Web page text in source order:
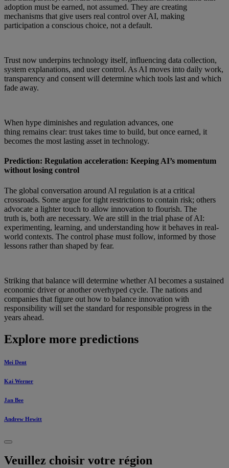
adoption must be earned, not assumed. They are creating
mechanisms that give users real control over AI, making
participation a conscious choice, not a default.
Trust now underpins technology itself, influencing data collection,
system explanations, and user control. As AI moves into daily work,
transparency and consent will determine which tools last and which
fade away.
When hype diminishes and regulation advances, one
thing remains clear: trust takes time to build, but once earned, it
becomes the most lasting asset in technology.
Prediction: Regulation acceleration: Keeping AI’s momentum
without losing control
The global conversation around AI regulation is at a critical
crossroads. Some argue for tight restrictions to contain risk; others
advocate a lighter touch to allow innovation to flourish. The
truth is, both are necessary. We are still in the trial phase of AI:
experimenting, learning, and understanding how it behaves in real-
world contexts. The control phase must follow, informed by those
lessons rather than shaped by fear.
Striking that balance will determine whether AI becomes a sustained
economic driver or another overhyped cycle. The nations and
companies that figure out how to balance innovation with
responsibility will set the standard for responsible progress in the
years ahead.
Explore more predictions
Mei Dent
Kai Werner
Jan Bee
Andrew Hewitt
Veuillez choisir votre région